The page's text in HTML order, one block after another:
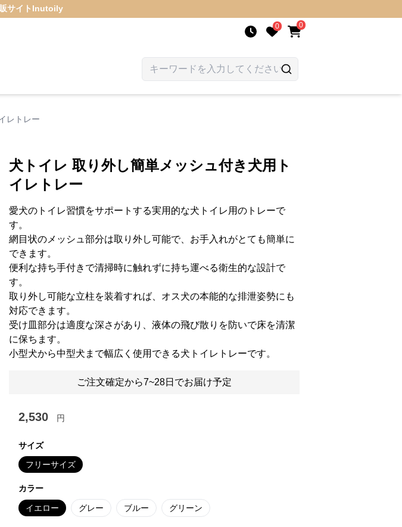
サイト Inutoily
0 0
レトレー
犬トイレ 取り外し簡単メッシュ付き犬用ト
イレトレー
愛犬のトイレ習慣をサポートする実用的な犬トイレ用のトレーで
す。
網目状のメッシュ部分は取り外し可能で、お手入れがとても簡単に
できます。
便利な持ち手付きで清掃時に触れずに持ち運べる衛生的な設計で
す。
取り外し可能な立柱を装着すれば、オス犬の本能的な排泄姿勢にも
対応できます。
受け皿部分は適度な深さがあり、液体の飛び散りを防いで床を清潔
に保ちます。
小型犬から中型犬まで幅広く使用できる犬トイレトレーです。
ご注文確定から7~28日でお届け予定
2,530 円
サイズ
フリーサイズ
カラー
イエロー グレー ブルー グリーン